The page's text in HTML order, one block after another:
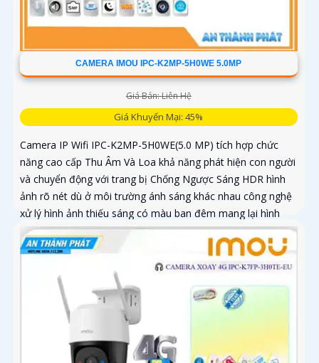
CAMERA IMOU IPC-K2MP-5H0WE 5.0MP
Giá Bán: Liên Hệ
Giá Khuyến Mại: 45%
Camera IP Wifi IPC-K2MP-5H0WE(5.0 MP) tích hợp chức
năng cao cấp Thu Âm Và Loa khả năng phát hiện con người
và chuyển động với trang bị Chống Ngược Sáng HDR hình
ảnh rõ nét dù ở môi trường ánh sáng khác nhau công nghệ
xử lý hình ảnh thiếu sáng có màu ban đêm mang lại hình
ảnh sắc nét